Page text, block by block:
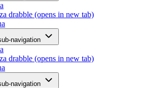
drabble (opens in new tab)
navigation
drabble (opens in new tab)
navigation